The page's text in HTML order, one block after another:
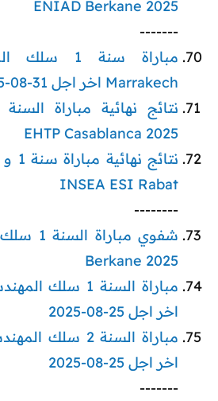
ENIAD Berkane 2025
-------​
Marrakech اخر اجل 31-08-2025
EHTP Casablanca 2025
INSEA ESI Rabat
--------​
Berkane 2025
اخر اجل 25-08-2025
اخر اجل 25-08-2025
-------​